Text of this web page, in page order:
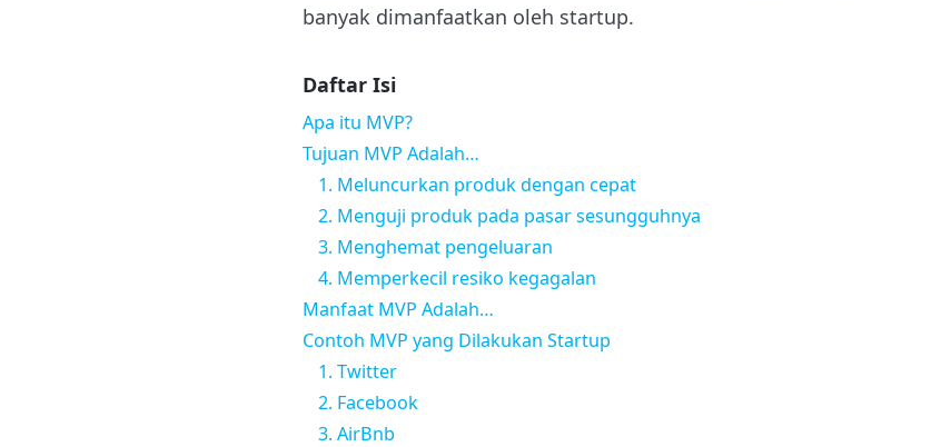
banyak dimanfaatkan oleh startup.
Daftar Isi
Apa itu MVP?
Tujuan MVP Adalah…
1. Meluncurkan produk dengan cepat
2. Menguji produk pada pasar sesungguhnya
3. Menghemat pengeluaran
4. Memperkecil resiko kegagalan
Manfaat MVP Adalah…
Contoh MVP yang Dilakukan Startup
1. Twitter
2. Facebook
3. AirBnb